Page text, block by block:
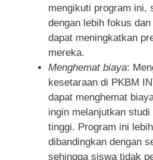
mengikuti program ini,
dengan lebih fokus
dapat meningkatkan
mereka.
Menghemat biaya:
kesetaraan di PKBM
dapat menghemat
ingin melanjutkan
tinggi. Program ini
dibandingkan dengan
sehingga siswa tidak